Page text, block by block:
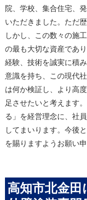
院、学校、集合住宅、
いただきました。ただ
しかし、この数々の施
の最も大切な資産であ
経験、技術を誠実に積
意識を持ち、この現代
は何か検証し、より高
足させたいと考えます
る」を経営理念に、社
してまいります。今後
を賜りますようお願い申
高知市北金田